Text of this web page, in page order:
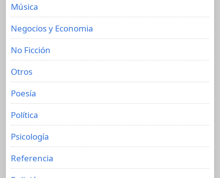
Música
Negocios y Economia
No Ficción
Otros
Poesía
Política
Psicología
Referencia